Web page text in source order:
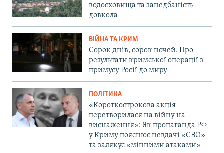
водосховища та занедбаність
довкола
ВІЙНА ТА КРИМ
Сорок днів, сорок ночей. Про
результати кримської операції з
примусу Росії до миру
ПОЛІТИКА
«Короткострокова акція
перетворилася на війну на
виснаження»: Як пропаганда РФ
у Криму пояснює невдачі «СВО»
та залякує «мінними атаками»